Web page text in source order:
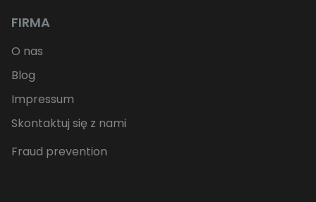
FIRMA
O nas
Blog
Impressum
Skontaktuj się z nami
Fraud prevention